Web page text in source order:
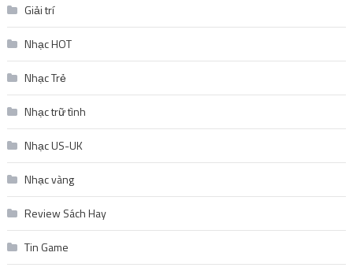
Giải trí
Nhạc HOT
Nhạc Trẻ
Nhạc trữ tình
Nhạc US-UK
Nhạc vàng
Review Sách Hay
Tin Game